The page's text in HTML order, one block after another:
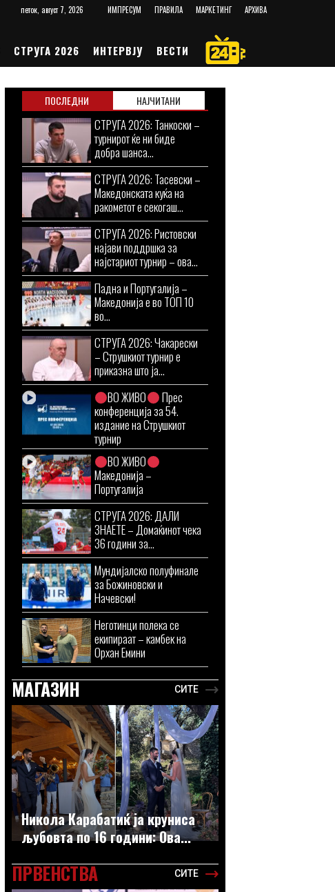
петок, август 7, 2026 ИМПРЕСУМ ПРАВИЛА МАРКЕТИНГ АРХИВА
СТРУГА 2026 ИНТЕРВЈУ ВЕСТИ
ПОСЛЕДНИ НАЈЧИТАНИ
СТРУГА 2026: Танкоски –
турнирот ќе ни биде
добра шанса...
СТРУГА 2026: Тасевски –
Македонската куќа на
ракометот е секогаш...
СТРУГА 2026: Ристовски
најави поддршка за
најстариот турнир – ова...
Падна и Португалија –
Македонија е во ТОП 10
во...
СТРУГА 2026: Чакарески
– Струшкиот турнир е
приказна што ја...
ВО ЖИВО
Прес
конференција за 54.
издание на Струшкиот
турнир
ВО ЖИВО
Македонија –
Португалија
СТРУГА 2026: ДАЛИ
ЗНАЕТЕ – Домаќинот чека
36 години за...
Мундијалско полуфинале
за Божиновски и
Начевски!
Неготинци полека се
екипираат – камбек на
Орхан Емини
МАГАЗИН СИТЕ
Никола Карабатиќ ја круниса
љубовта по 16 години: Ова...
ПРВЕНСТВА СИТЕ